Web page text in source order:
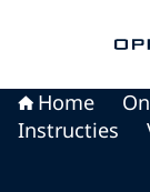
Home
Instructies